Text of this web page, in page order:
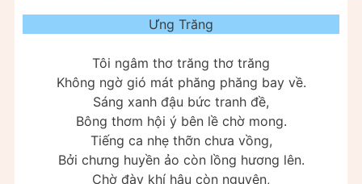
Ưng Trăng
Tôi ngâm thơ trăng thơ trăng
Không ngờ gió mát phăng phăng bay về.
Sáng xanh đậu bức tranh đề,
Bông thơm hội ý bên lề chờ mong.
Tiếng ca nhẹ thỡn chưa vồng,
Bởi chưng huyền ảo còn lồng hương lên.
Chờ đày khí hậu còn nguyên,